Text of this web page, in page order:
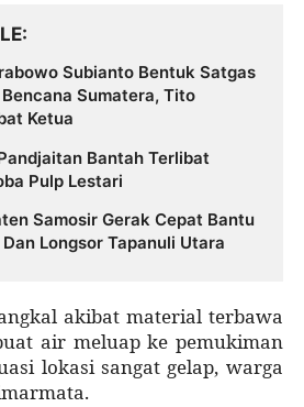
Subianto Bentuk Satgas
Sumatera, Tito
Ketua
Bantah Terlibat
Pulp Lestari
Samosir Gerak Cepat Bantu
Longsor Tapanuli Utara
akibat material terbawa
air meluap ke pemukiman
lokasi sangat gelap, warga